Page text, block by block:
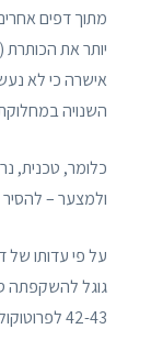
מתוך דפים
אישרה כי לא
השנויה
כלומר, טכנית,
ולמצער –
על פי עדותו של
גוגל להשקפתה
42-43 לפרוטוקול בית משפט קמא מיום 1.12.13).״